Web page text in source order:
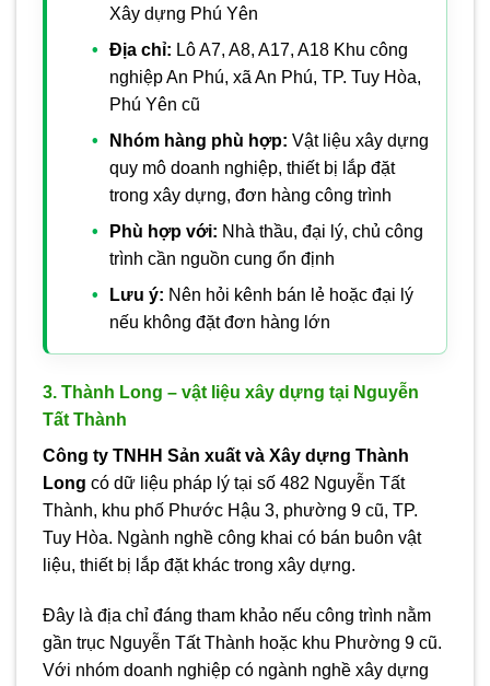
Xây dựng Phú Yên
Địa chỉ: Lô A7, A8, A17, A18 Khu công
nghiệp An Phú, xã An Phú, TP. Tuy Hòa,
Phú Yên cũ
Nhóm hàng phù hợp: Vật liệu xây dựng
quy mô doanh nghiệp, thiết bị lắp đặt
trong xây dựng, đơn hàng công trình
Phù hợp với: Nhà thầu, đại lý, chủ công
trình cần nguồn cung ổn định
Lưu ý: Nên hỏi kênh bán lẻ hoặc đại lý
nếu không đặt đơn hàng lớn
3. Thành Long – vật liệu xây dựng tại Nguyễn
Tất Thành
Công ty TNHH Sản xuất và Xây dựng Thành
Long có dữ liệu pháp lý tại số 482 Nguyễn Tất
Thành, khu phố Phước Hậu 3, phường 9 cũ, TP.
Tuy Hòa. Ngành nghề công khai có bán buôn vật
liệu, thiết bị lắp đặt khác trong xây dựng.
Đây là địa chỉ đáng tham khảo nếu công trình nằm
gần trục Nguyễn Tất Thành hoặc khu Phường 9 cũ.
Với nhóm doanh nghiệp có ngành nghề xây dựng